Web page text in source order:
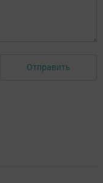
Отправить